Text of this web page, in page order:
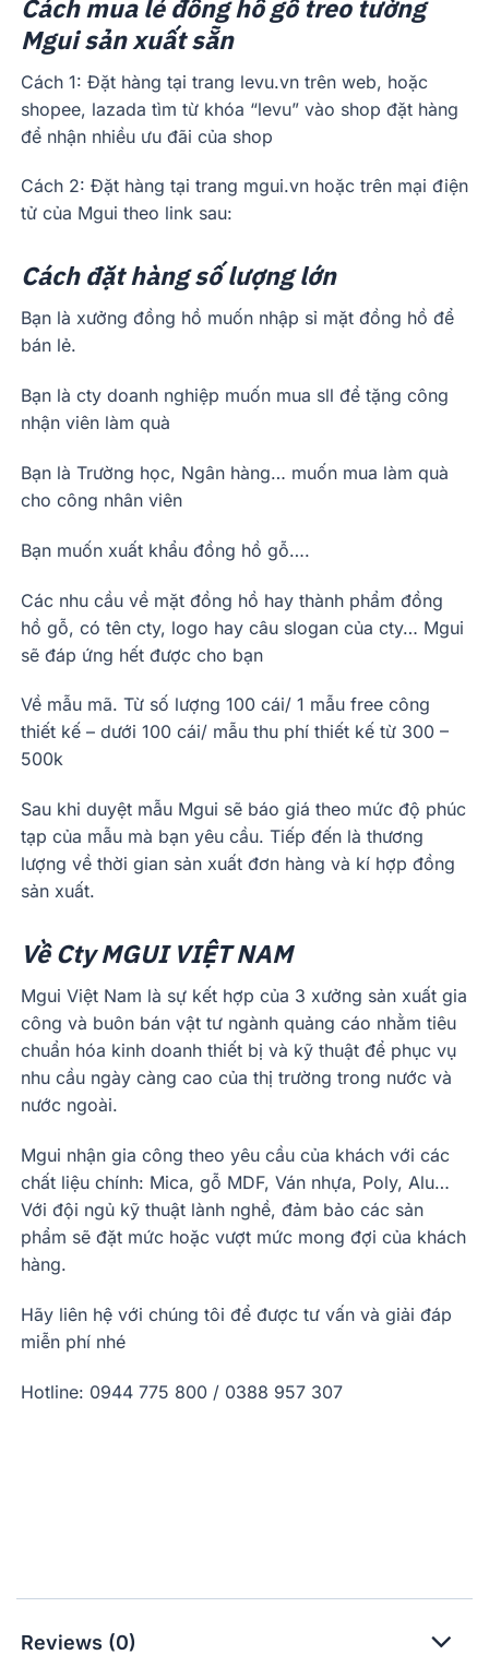
Cách mua lẻ đồng hồ gỗ treo tường
Mgui sản xuất sẵn
Cách 1: Đặt hàng tại trang levu.vn trên web, hoặc
shopee, lazada tìm từ khóa “levu” vào shop đặt hàng
để nhận nhiều ưu đãi của shop
Cách 2: Đặt hàng tại trang mgui.vn hoặc trên mại điện
tử của Mgui theo link sau:
Cách đặt hàng số lượng lớn
Bạn là xưởng đồng hồ muốn nhập sỉ mặt đồng hồ để
bán lẻ.
Bạn là cty doanh nghiệp muốn mua sll để tặng công
nhận viên làm quà
Bạn là Trường học, Ngân hàng… muốn mua làm quà
cho công nhân viên
Bạn muốn xuất khẩu đồng hồ gỗ….
Các nhu cầu về mặt đồng hồ hay thành phẩm đồng
hồ gỗ, có tên cty, logo hay câu slogan của cty… Mgui
sẽ đáp ứng hết được cho bạn
Về mẫu mã. Từ số lượng 100 cái/ 1 mẫu free công
thiết kế – dưới 100 cái/ mẫu thu phí thiết kế từ 300 –
500k
Sau khi duyệt mẫu Mgui sẽ báo giá theo mức độ phúc
tạp của mẫu mà bạn yêu cầu. Tiếp đến là thương
lượng về thời gian sản xuất đơn hàng và kí hợp đồng
sản xuất.
Về Cty MGUI VIỆT NAM
Mgui Việt Nam là sự kết hợp của 3 xưởng sản xuất gia
công và buôn bán vật tư ngành quảng cáo nhằm tiêu
chuẩn hóa kinh doanh thiết bị và kỹ thuật để phục vụ
nhu cầu ngày càng cao của thị trường trong nước và
nước ngoài.
Mgui nhận gia công theo yêu cầu của khách với các
chất liệu chính: Mica, gỗ MDF, Ván nhựa, Poly, Alu…
Với đội ngủ kỹ thuật lành nghề, đảm bảo các sản
phẩm sẽ đặt mức hoặc vượt mức mong đợi của khách
hàng.
Hãy liên hệ với chúng tôi để được tư vấn và giải đáp
miễn phí nhé
Hotline: 0944 775 800 / 0388 957 307
Reviews (0)